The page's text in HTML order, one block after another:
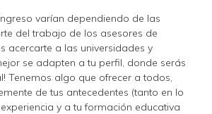
varían dependiendo de las
del trabajo de los asesores de
acercarte a las universidades y
se adapten a tu perfil, donde serás
Tenemos algo que ofrecer a todos,
de tus antecedentes (tanto en lo
y a tu formación educativa